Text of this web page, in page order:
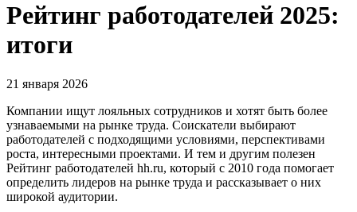
Рейтинг работодателей 2025:
итоги
21 января 2026
Компании ищут лояльных сотрудников и хотят быть более
узнаваемыми на рынке труда. Соискатели выбирают
работодателей с подходящими условиями, перспективами
роста, интересными проектами. И тем и другим полезен
Рейтинг работодателей hh.ru, который с 2010 года помогает
определить лидеров на рынке труда и рассказывает о них
широкой аудитории.